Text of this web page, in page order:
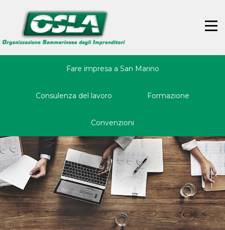
navigation
☰
Fare impresa a San Marino
Consulenza del lavoro Formazione
Convenzioni